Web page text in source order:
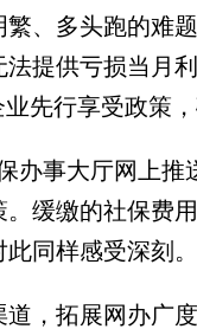
、多头跑的难
提供亏损当月
先行享受政策
事大厅网上推
缓缴的社保费
同样感受深刻。
拓展网办广度